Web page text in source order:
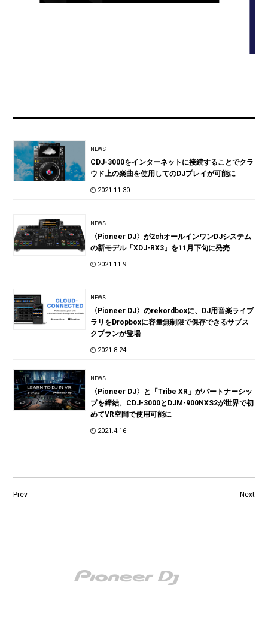
NEWS
CDJ-3000をインターネットに接続することでクラ
ウド上の楽曲を使用してのDJプレイが可能に
2021.11.30
NEWS
〈Pioneer DJ〉が2chオールインワンDJシステム
の新モデル「XDJ-RX3」を11月下旬に発売
2021.11.9
NEWS
〈Pioneer DJ〉のrekordboxに、DJ用音楽ライブ
ラリをDropboxに容量無制限で保存できるサブス
クプランが登場
2021.8.24
NEWS
〈Pioneer DJ〉と「Tribe XR」がパートナーシッ
プを締結、CDJ-3000とDJM-900NXS2が世界で初
めてVR空間で使用可能に
2021.4.16
Prev Next